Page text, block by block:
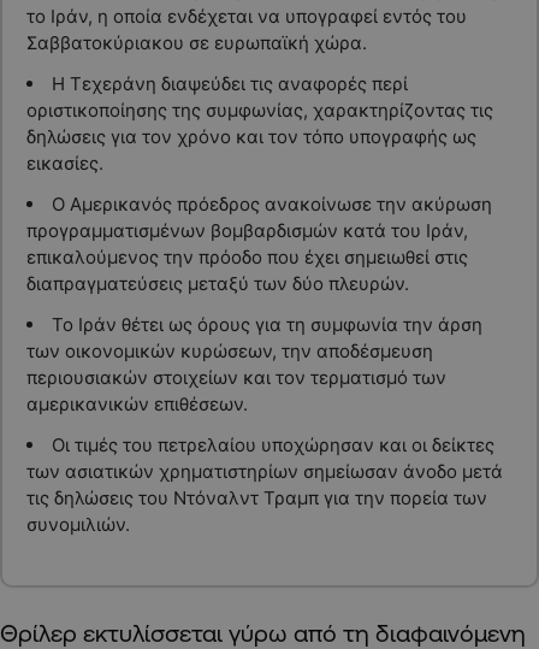
το Ιράν, η οποία ενδέχεται να υπογραφεί εντός του
Σαββατοκύριακου σε ευρωπαϊκή χώρα.
Η Τεχεράνη διαψεύδει τις αναφορές περί
οριστικοποίησης της συμφωνίας, χαρακτηρίζοντας τις
δηλώσεις για τον χρόνο και τον τόπο υπογραφής ως
εικασίες.
Ο Αμερικανός πρόεδρος ανακοίνωσε την ακύρωση
προγραμματισμένων βομβαρδισμών κατά του Ιράν,
επικαλούμενος την πρόοδο που έχει σημειωθεί στις
διαπραγματεύσεις μεταξύ των δύο πλευρών.
Το Ιράν θέτει ως όρους για τη συμφωνία την άρση
των οικονομικών κυρώσεων, την αποδέσμευση
περιουσιακών στοιχείων και τον τερματισμό των
αμερικανικών επιθέσεων.
Οι τιμές του πετρελαίου υποχώρησαν και οι δείκτες
των ασιατικών χρηματιστηρίων σημείωσαν άνοδο μετά
τις δηλώσεις του Ντόναλντ Τραμπ για την πορεία των
συνομιλιών.
Θρίλερ εκτυλίσσεται γύρω από τη διαφαινόμενη